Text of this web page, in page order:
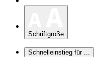
Schriftgröße
Schnelleinstieg für ...